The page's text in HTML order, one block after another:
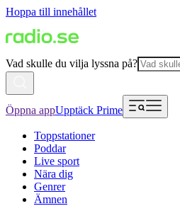
Hoppa till innehållet
Vad skulle du vilja lyssna på?
Öppna appUpptäck Prime
Toppstationer
Poddar
Live sport
Nära dig
Genrer
Ämnen